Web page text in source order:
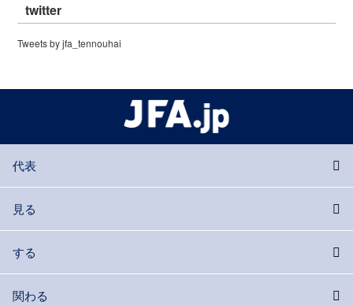
twitter
Tweets by jfa_tennouhai
代表
見る
する
関わる